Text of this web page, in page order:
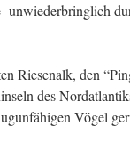
Riesenalk, den
des
Vögel